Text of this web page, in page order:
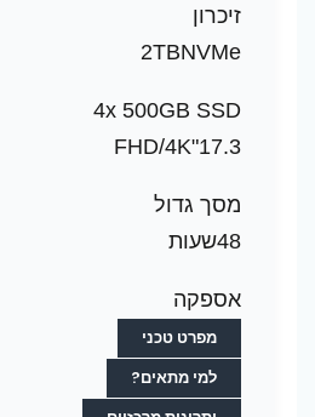
זיכרון
2TBNVMe
4x 500GB SSD
17.3"
FHD/4K
מסך גדול
48שעות
אספקה
מפרט טכני
למי מתאים?